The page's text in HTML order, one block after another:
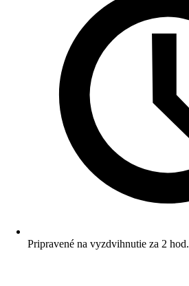
Pripravené na vyzdvihnutie za 2 hod.